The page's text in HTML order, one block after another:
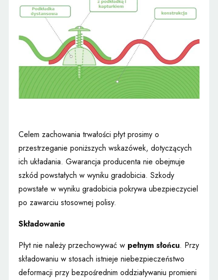
Celem zachowania trwałości płyt prosimy o
przestrzeganie poniższych wskazówek, dotyczących
ich układania. Gwarancja producenta nie obejmuje
szkód powstałych w wyniku gradobicia. Szkody
powstałe w wyniku gradobicia pokrywa ubezpieczyciel
po zawarciu stosownej polisy.
Składowanie
Płyt nie należy przechowywać w pełnym słońcu. Przy
składowaniu w stosach istnieje niebezpieczeństwo
deformacji przy bezpośrednim oddziaływaniu promieni